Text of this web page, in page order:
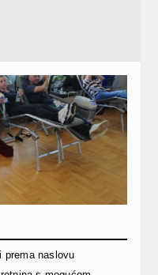
prema naslovu